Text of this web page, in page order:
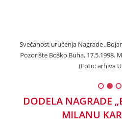
Svečanost uručenja Nagrade
Pozorište Boško Buha, 17.5.1998.
(Foto: arhiva
DODELA NAGRADE
MILANU